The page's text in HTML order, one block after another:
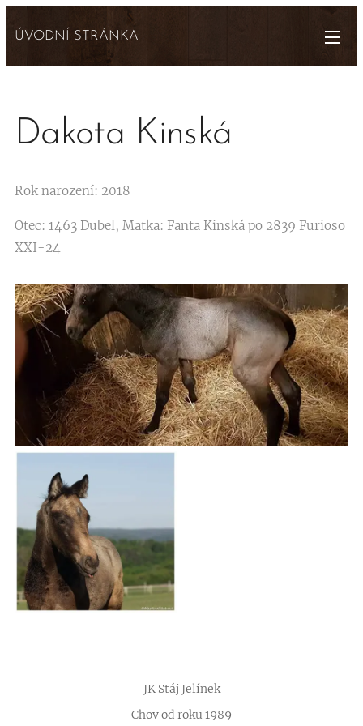
ÚVODNÍ STRÁNKA
Dakota Kinská
Rok narození: 2018
Otec: 1463 Dubel, Matka: Fanta Kinská po 2839 Furioso
XXI-24
JK Stáj Jelínek
Chov od roku 1989